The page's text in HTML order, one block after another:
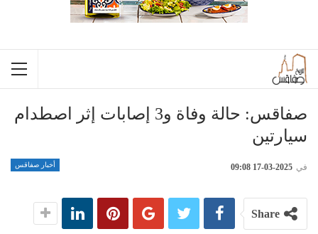
صفاقس: حالة وفاة و3 إصابات إثر اصطدام
سيارتين
أخبار صفاقس في 2025-03-17 09:08
Share